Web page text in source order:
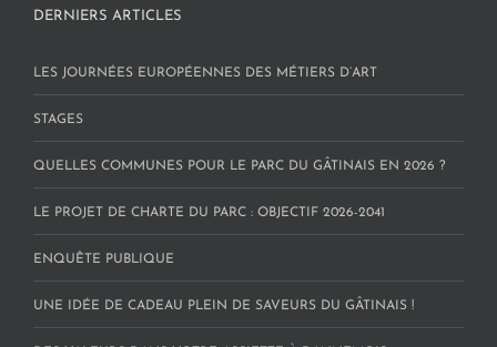
DERNIERS ARTICLES
LES JOURNÉES EUROPÉENNES DES MÉTIERS D’ART
STAGES
QUELLES COMMUNES POUR LE PARC DU GÂTINAIS EN 2026 ?
LE PROJET DE CHARTE DU PARC : OBJECTIF 2026-2041
ENQUÊTE PUBLIQUE
UNE IDÉE DE CADEAU PLEIN DE SAVEURS DU GÂTINAIS !